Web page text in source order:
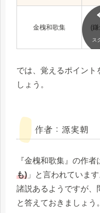
金槐和歌集
(
ス
では、覚えるポイント
しょう。
作者：源実朝
『金槐和歌集』の作者
も) 」と言われています
諸説あるようですが、
と答えておきましょう。